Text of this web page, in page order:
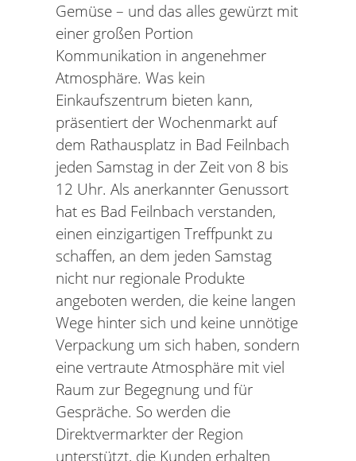
Gemüse – und das alles gewürzt mit
einer großen Portion
Kommunikation in angenehmer
Atmosphäre. Was kein
Einkaufszentrum bieten kann,
präsentiert der Wochenmarkt auf
dem Rathausplatz in Bad Feilnbach
jeden Samstag in der Zeit von 8 bis
12 Uhr. Als anerkannter Genussort
hat es Bad Feilnbach verstanden,
einen einzigartigen Treffpunkt zu
schaffen, an dem jeden Samstag
nicht nur regionale Produkte
angeboten werden, die keine langen
Wege hinter sich und keine unnötige
Verpackung um sich haben, sondern
eine vertraute Atmosphäre mit viel
Raum zur Begegnung und für
Gespräche. So werden die
Direktvermarkter der Region
unterstützt, die Kunden erhalten